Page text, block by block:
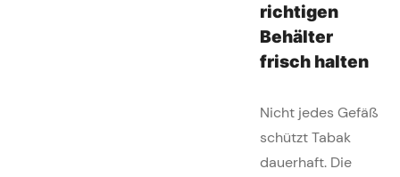
richtigen
Behälter
frisch halten
Nicht jedes Gefäß
schützt Tabak
dauerhaft. Die